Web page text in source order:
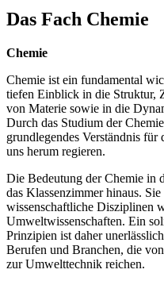
Das Fach Chemie
Chemie
Chemie ist ein fundamental
tiefen Einblick in die Struktur,
von Materie sowie in die
Durch das Studium der
grundlegendes Verständnis
uns herum regieren.
Die Bedeutung der Chemie in
das Klassenzimmer hinaus.
wissenschaftliche Disziplinen
Umweltwissenschaften. Ein
Prinzipien ist daher
Berufen und Branchen, die
zur Umwelttechnik reichen.